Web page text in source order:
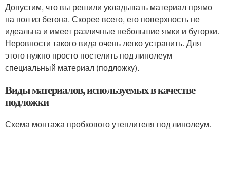
Допустим, что вы решили укладывать материал прямо
на пол из бетона. Скорее всего, его поверхность не
идеальна и имеет различные небольшие ямки и бугорки.
Неровности такого вида очень легко устранить. Для
этого нужно просто постелить под линолеум
специальный материал (подложку).
Виды материалов, используемых в качестве
подложки
Схема монтажа пробкового утеплителя под линолеум.